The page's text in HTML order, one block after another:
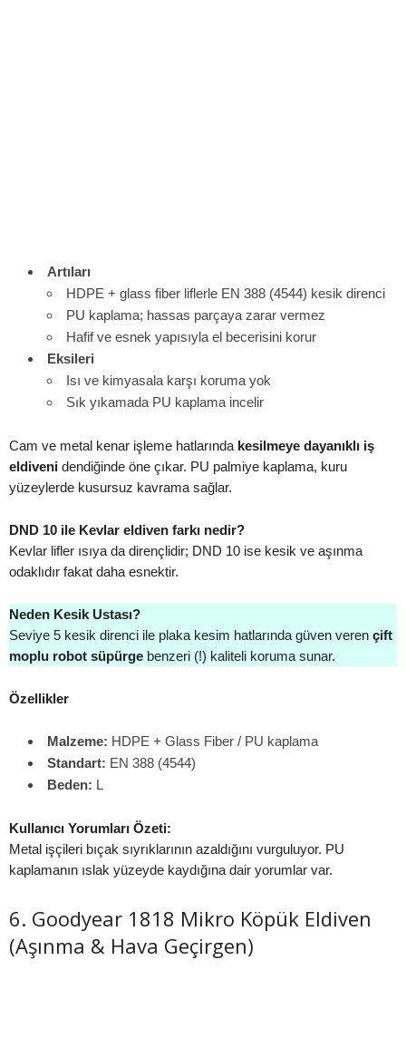
Artıları
HDPE + glass fiber liflerle EN 388 (4544) kesik direnci
PU kaplama; hassas parçaya zarar vermez
Hafif ve esnek yapısıyla el becerisini korur
Eksileri
Isı ve kimyasala karşı koruma yok
Sık yıkamada PU kaplama incelir
Cam ve metal kenar işleme hatlarında kesilmeye dayanıklı iş
eldiveni dendiğinde öne çıkar. PU palmiye kaplama, kuru
yüzeylerde kusursuz kavrama sağlar.
DND 10 ile Kevlar eldiven farkı nedir?
Kevlar lifler ısıya da dirençlidir; DND 10 ise kesik ve aşınma
odaklıdır fakat daha esnektir.
Neden Kesik Ustası?
Seviye 5 kesik direnci ile plaka kesim hatlarında güven veren çift
moplu robot süpürge benzeri (!) kaliteli koruma sunar.
Özellikler
Malzeme: HDPE + Glass Fiber / PU kaplama
Standart: EN 388 (4544)
Beden: L
Kullanıcı Yorumları Özeti:
Metal işçileri bıçak sıyrıklarının azaldığını vurguluyor. PU
kaplamanın ıslak yüzeyde kaydığına dair yorumlar var.
6. Goodyear 1818 Mikro Köpük Eldiven
(Aşınma & Hava Geçirgen)